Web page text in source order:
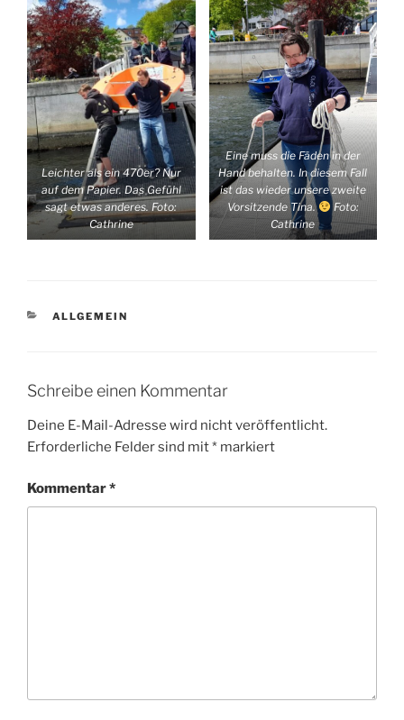
Leichter als ein 470er? Nur
auf dem Papier. Das Gefühl
sagt etwas anderes. Foto:
Cathrine
Eine muss die Fäden in der
Hand behalten. In diesem Fall
ist das wieder unsere zweite
Vorsitzende Tina.
Foto:
Cathrine
KATEGORIEN
ALLGEMEIN
Schreibe einen Kommentar
Deine E-Mail-Adresse wird nicht veröffentlicht.
Erforderliche Felder sind mit* markiert
Kommentar*